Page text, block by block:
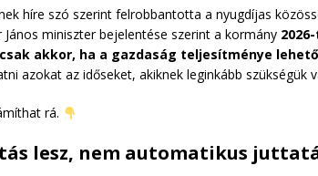
híre szó szerint felrobbantotta a nyugdíjas
miniszter bejelentése szerint a kormány
akkor, ha a gazdaság teljesítménye
azokat az időseket, akiknek leginkább szükségük
rá.
lesz, nem automatikus